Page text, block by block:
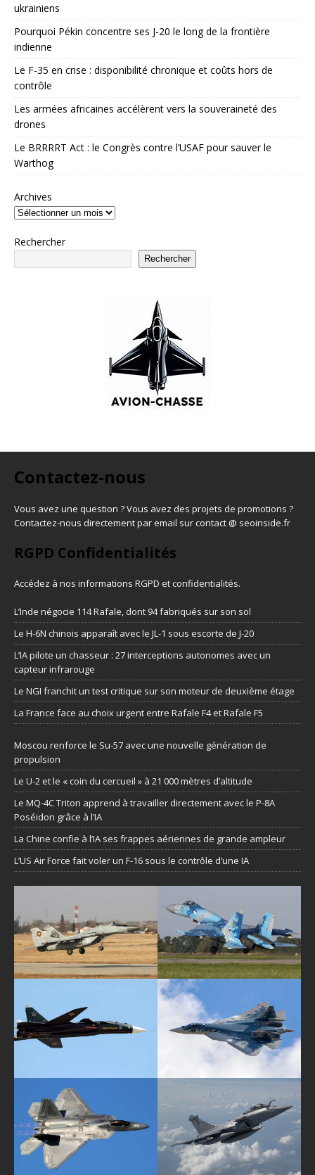
ukrainiens
Pourquoi Pékin concentre ses J-20 le long de la frontière
indienne
Le F-35 en crise : disponibilité chronique et coûts hors de
contrôle
Les armées africaines accélèrent vers la souveraineté des
drones
Le BRRRRT Act : le Congrès contre l’USAF pour sauver le
Warthog
Archives
Rechercher
Rechercher
Contactez-nous
Vous avez une question ? Vous avez des projets de promotions ?
Contactez-nous directement par email sur contact @ seoinside.fr
RGPD Confidentialités
Accédez à nos informations RGPD et confidentialités.
L’Inde négocie 114 Rafale, dont 94 fabriqués sur son sol
Le H-6N chinois apparaît avec le JL-1 sous escorte de J-20
L’IA pilote un chasseur : 27 interceptions autonomes avec un
capteur infrarouge
Le NGI franchit un test critique sur son moteur de deuxième étage
La France face au choix urgent entre Rafale F4 et Rafale F5
Moscou renforce le Su-57 avec une nouvelle génération de
propulsion
Le U-2 et le « coin du cercueil » à 21 000 mètres d’altitude
Le MQ-4C Triton apprend à travailler directement avec le P-8A
Poséidon grâce à l’IA
La Chine confie à l’IA ses frappes aériennes de grande ampleur
L’US Air Force fait voler un F-16 sous le contrôle d’une IA